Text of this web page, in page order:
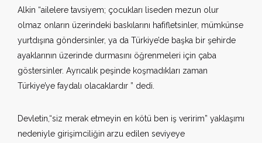
Alkin “ailelere tavsiyem; çocukları liseden mezun olur
olmaz onların üzerindeki baskılarını hafifletsinler, mümkünse
yurtdışına göndersinler, ya da Türkiye’de başka bir şehirde
ayaklarının üzerinde durmasını öğrenmeleri için çaba
göstersinler. Ayrıcalık peşinde koşmadıkları zaman
Türkiye’ye faydalı olacaklardır ” dedi.
Devletin,“siz merak etmeyin en kötü ben iş veririm” yaklaşımı
nedeniyle girişimciliğin arzu edilen seviyeye